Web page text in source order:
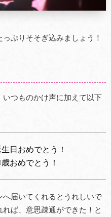
ぷりそそぎ込みましょう！
つものかけ声に加えて以下
日おめでとう！
おめでとう！
届いてくれるとうれしいで
ば、意思疎通ができた！と